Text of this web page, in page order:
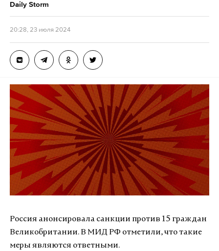
Daily Storm
20:28, 23 июля 2024
Россия анонсировала санкции против 15 граждан
Великобритании. В МИД РФ отметили, что такие
меры являются ответными.